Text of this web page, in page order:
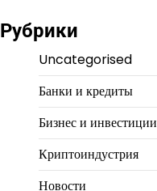
Рубрики
Uncategorised
Банки и кредиты
Бизнес и инвестиции
Криптоиндустрия
Новости